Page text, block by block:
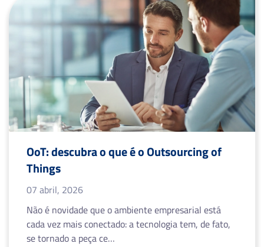
OoT: descubra o que é o Outsourcing of
Things
07 abril, 2026
Não é novidade que o ambiente empresarial está
cada vez mais conectado: a tecnologia tem, de fato,
se tornado a peça ce…